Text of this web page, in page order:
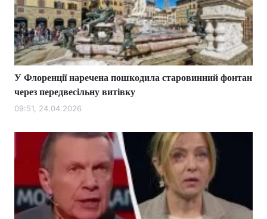
У Флоренції наречена пошкодила старовинний фонтан
через передвесільну витівку
09:51, 24.04.2026